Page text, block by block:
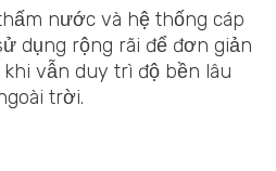
nước và hệ thống cáp
dụng rộng rãi để đơn giản
vẫn duy trì độ bền lâu
trời.